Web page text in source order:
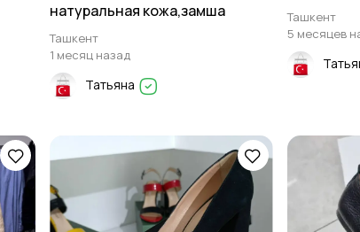
натуральная кожа,замша
Ташкент
1 месяц назад
Татьяна
Ташкент
5 месяцев